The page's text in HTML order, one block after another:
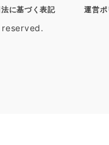
に基づく表記 運営ポ